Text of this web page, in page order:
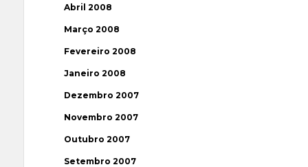
Abril 2008
Março 2008
Fevereiro 2008
Janeiro 2008
Dezembro 2007
Novembro 2007
Outubro 2007
Setembro 2007